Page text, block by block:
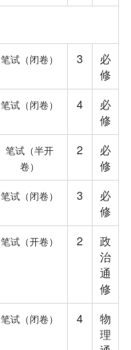
笔试（闭卷） 3
必
修
笔试（闭卷） 4
必
修
笔试（半开
卷）
2
必
修
笔试（闭卷） 3
必
修
笔试（开卷） 2
政
治
通
修
笔试（闭卷） 4
物
理